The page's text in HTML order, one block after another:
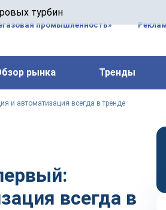
турбин
паровых турбин, комплексным
компрессоров, которые
промышленность»
рынка Тренды
и автоматизация всегда в тренде
всегда в